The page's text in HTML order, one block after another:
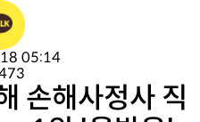
05:14
손해사정사 직